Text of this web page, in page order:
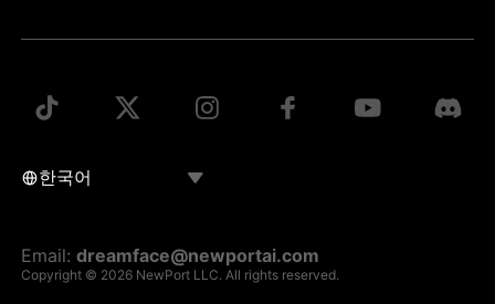
Email:dreamface@newportai.com
Copyright © 2026 NewPort LLC. All rights reserved.